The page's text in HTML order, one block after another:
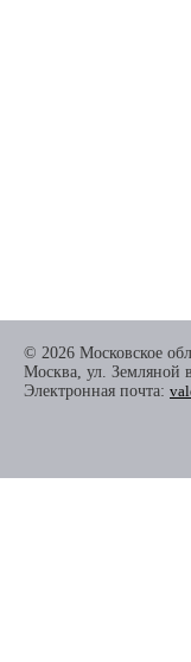
© 2026 Московское
Москва, ул. Земляной
Электронная почта: